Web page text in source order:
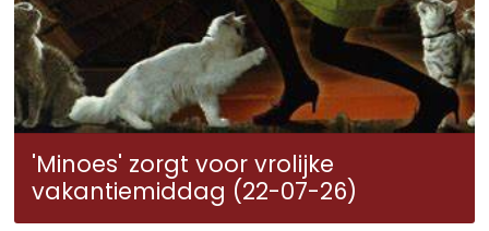
'Minoes' zorgt voor vrolijke
vakantiemiddag (22-07-26)